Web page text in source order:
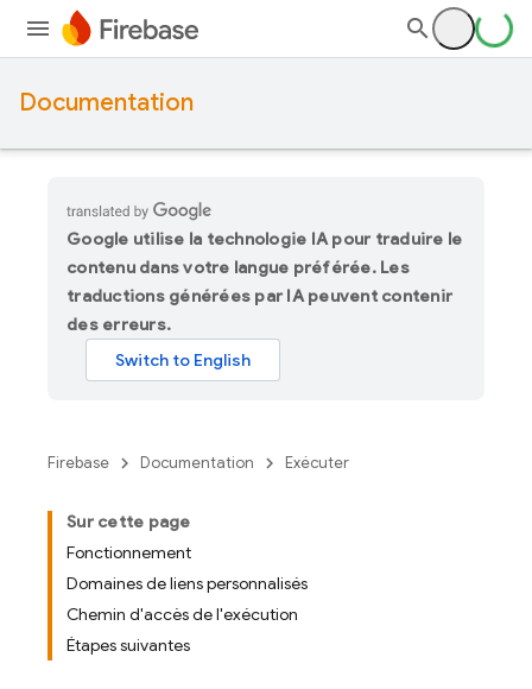
Documentation
Google utilise la technologie IA pour traduire le
contenu dans votre langue préférée. Les
traductions générées par IA peuvent contenir
des erreurs.
Firebase Documentation Exécuter
Sur cette page
Fonctionnement
Domaines de liens personnalisés
Chemin d'accès de l'exécution
Étapes suivantes